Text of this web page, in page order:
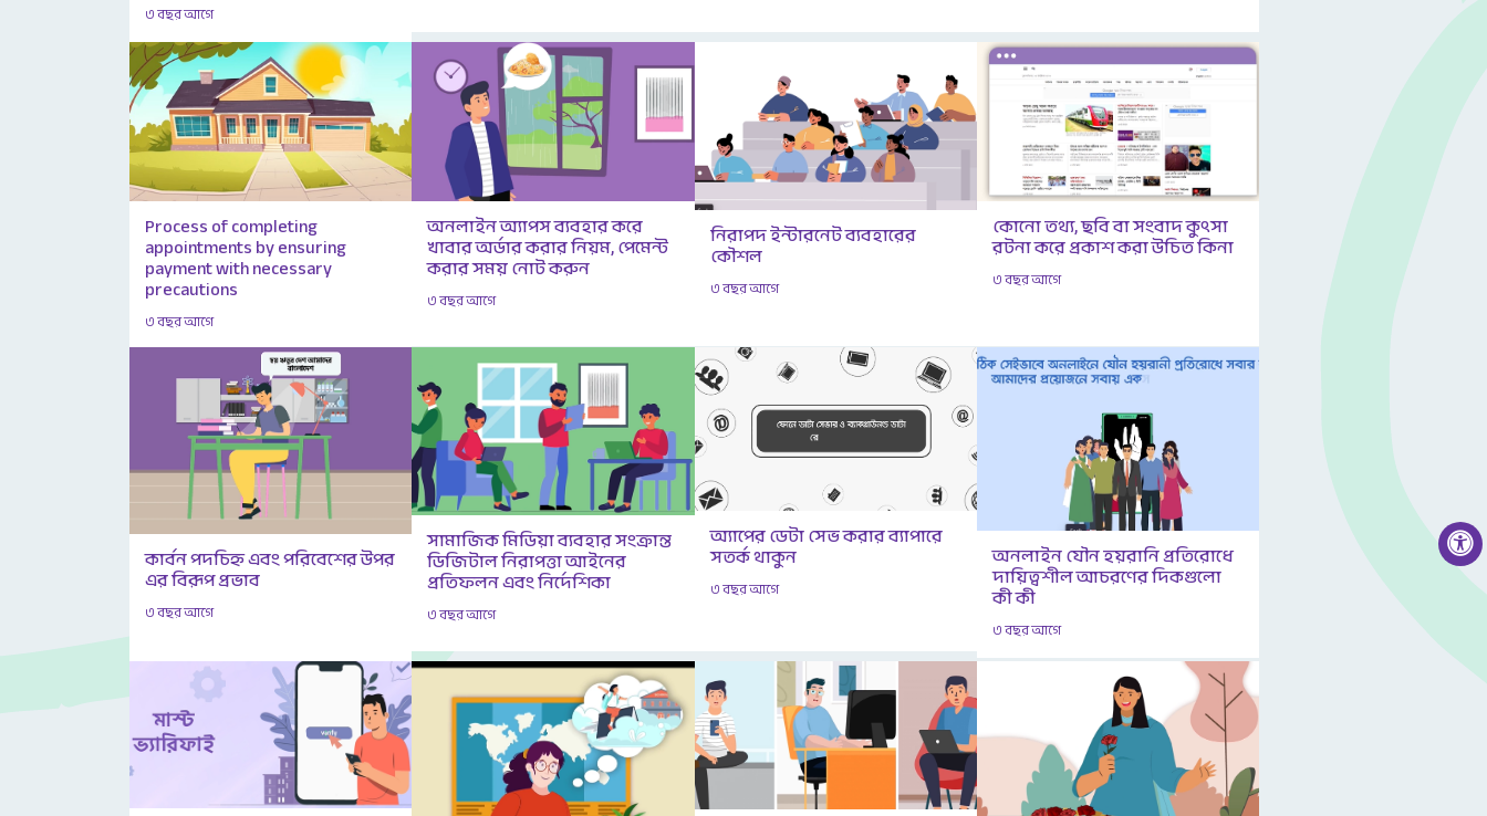
৩ বছর আগে
Process of completing
appointments by ensuring
payment with necessary
precautions
৩ বছর আগে
অনলাইন অ্যাপস ব্যবহার করে
খাবার অর্ডার করার নিয়ম, পেমেন্ট
করার সময় নোট করুন
৩ বছর আগে
নিরাপদ ইন্টারনেট ব্যবহারের
কৌশল
৩ বছর আগে
কোনো তথ্য, ছবি বা সংবাদ কুৎসা
রটনা করে প্রকাশ করা উচিত কিনা
৩ বছর আগে
কার্বন পদচিহ্ন এবং পরিবেশের উপর
এর বিরূপ প্রভাব
৩ বছর আগে
সামাজিক মিডিয়া ব্যবহার সংক্রান্ত
ডিজিটাল নিরাপত্তা আইনের
প্রতিফলন এবং নির্দেশিকা
৩ বছর আগে
অ্যাপের ডেটা সেভ করার ব্যাপারে
সতর্ক থাকুন
৩ বছর আগে
অনলাইন যৌন হয়রানি প্রতিরোধে
দায়িত্বশীল আচরণের দিকগুলো
কী কী
৩ বছর আগে